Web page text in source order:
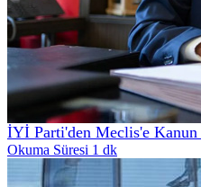
İYİ Parti'den Meclis'e Kanun
Okuma Süresi 1 dk